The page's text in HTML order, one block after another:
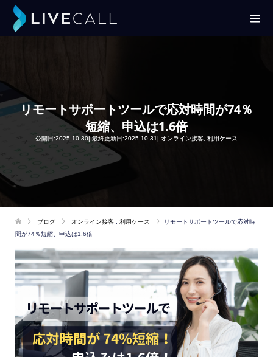
リモートサポートツールで応対時間が74％
短縮、申込は1.6倍
公開日:2025.10.30| 最終更新日:2025.10.31| オンライン接客 利用ケース
ブログ オンライン接客 利用ケース
リモートサポートツールで応対時
間が74％短縮、申込は1.6倍